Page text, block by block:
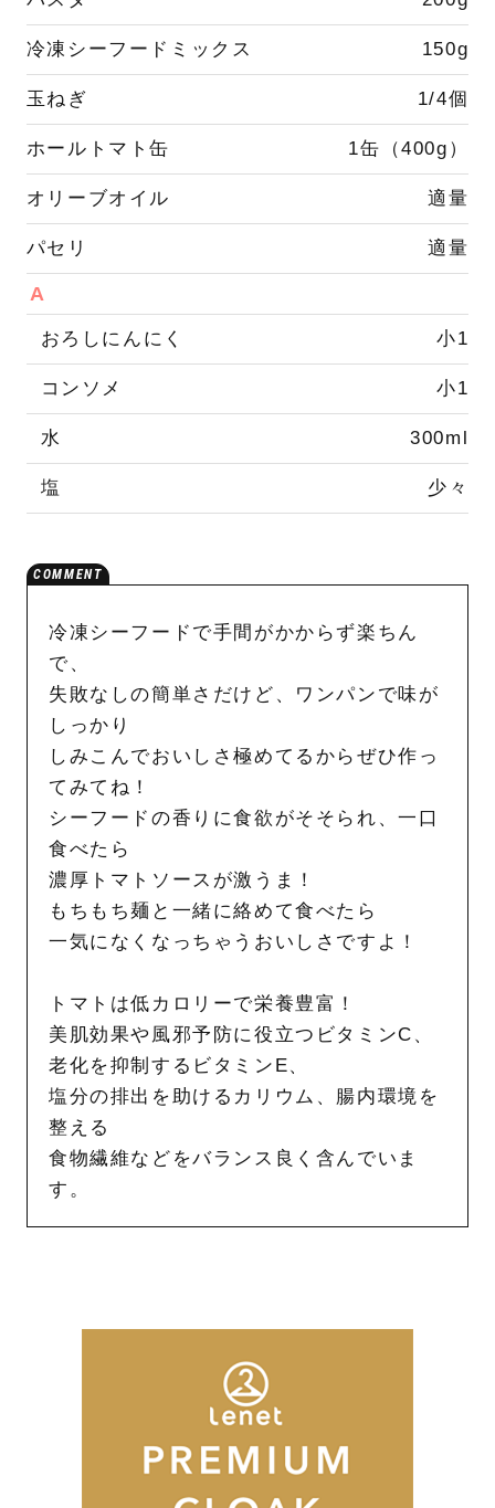
冷凍シーフードミックス 150g
玉ねぎ 1/4個
ホールトマト缶 1缶（400g）
オリーブオイル 適量
パセリ 適量
A
おろしにんにく 小1
コンソメ 小1
水 300ml
塩 少々
冷凍シーフードで手間がかからず楽ちん
で、
失敗なしの簡単さだけど、ワンパンで味が
しっかり
しみこんでおいしさ極めてるからぜひ作っ
てみてね！
シーフードの香りに食欲がそそられ、一口
食べたら
濃厚トマトソースが激うま！
もちもち麺と一緒に絡めて食べたら
一気になくなっちゃうおいしさですよ！
トマトは低カロリーで栄養豊富！
美肌効果や風邪予防に役立つビタミンC、
老化を抑制するビタミンE、
塩分の排出を助けるカリウム、腸内環境を
整える
食物繊維などをバランス良く含んでいま
す。